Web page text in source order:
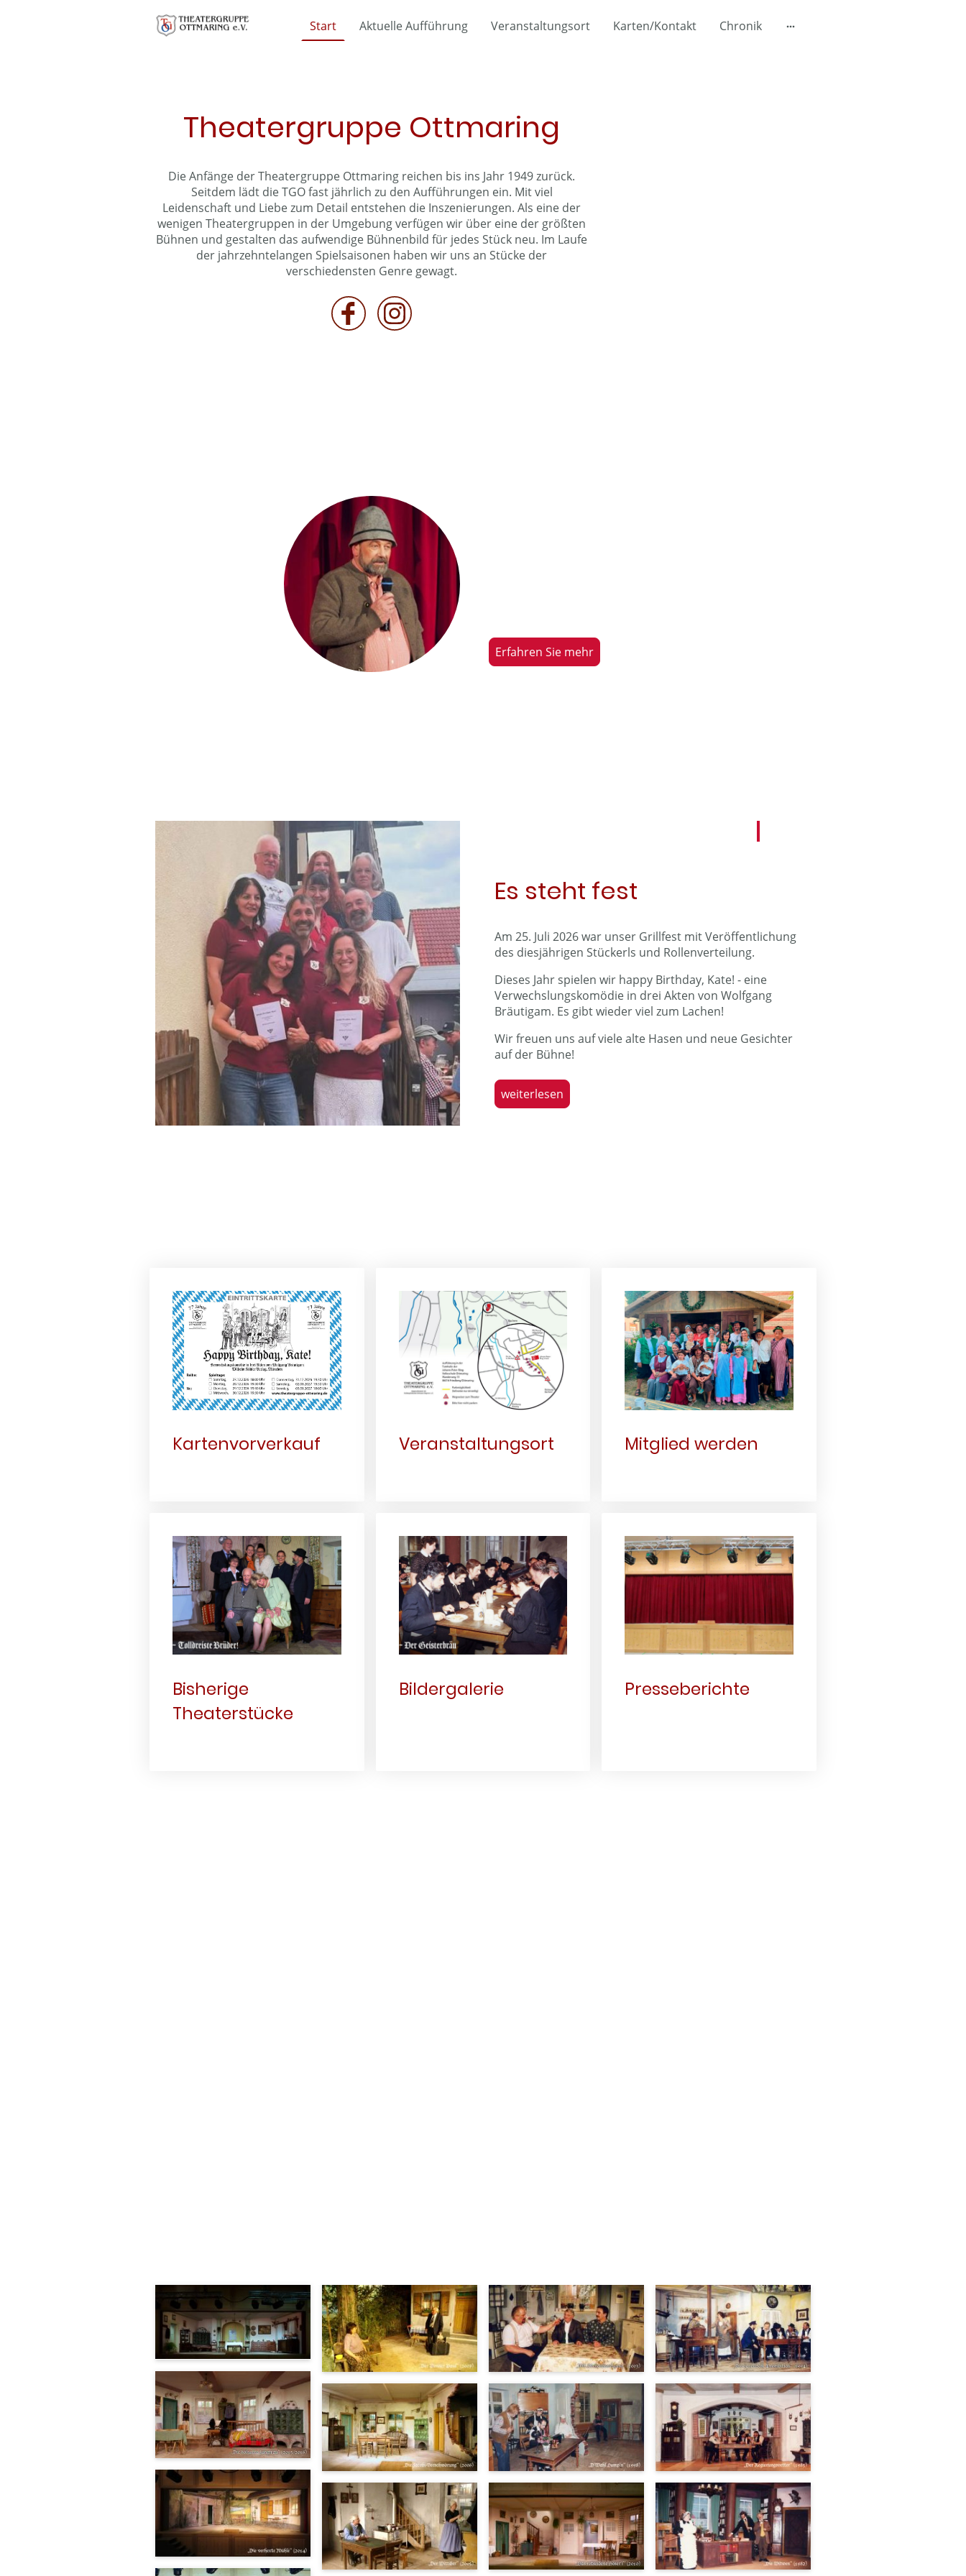
Start Aktuelle Aufführung Veranstaltungsort Karten/Kontakt Chronik
Theatergruppe Ottmaring
Die Anfänge der Theatergruppe Ottmaring reichen bis ins Jahr 1949 zurück.
Seitdem lädt die TGO fast jährlich zu den Aufführungen ein. Mit viel
Leidenschaft und Liebe zum Detail entstehen die Inszenierungen. Als eine der
wenigen Theatergruppen in der Umgebung verfügen wir über eine der größten
Bühnen und gestalten das aufwendige Bühnenbild für jedes Stück neu. Im Laufe
der jahrzehntelangen Spielsaisonen haben wir uns an Stücke der
verschiedensten Genre gewagt.
Erfahren Sie mehr
Es steht fest
Am 25. Juli 2026 war unser Grillfest mit Veröffentlichung
des diesjährigen Stückerls und Rollenverteilung.
Dieses Jahr spielen wir happy Birthday, Kate! - eine
Verwechslungskomödie in drei Akten von Wolfgang
Bräutigam. Es gibt wieder viel zum Lachen!
Wir freuen uns auf viele alte Hasen und neue Gesichter
auf der Bühne!
weiterlesen
Kartenvorverkauf Veranstaltungsort Mitglied werden
Bisherige
Theaterstücke
Bildergalerie Presseberichte